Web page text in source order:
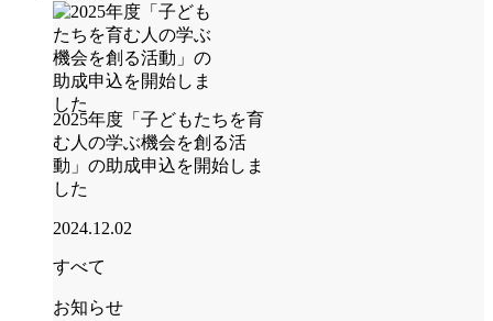
2025年度「子どもたちを育
む人の学ぶ機会を創る活
動」の助成申込を開始しま
した
2024.12.02
すべて
お知らせ